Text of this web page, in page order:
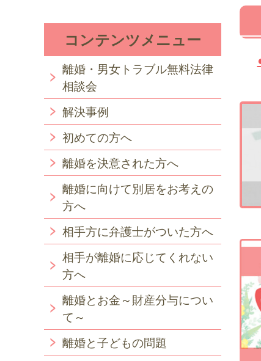
コンテンツメニュー
離婚・男女トラブル無料法律
相談会
解決事例
初めての方へ
離婚を決意された方へ
離婚に向けて別居をお考えの
方へ
相手方に弁護士がついた方へ
相手が離婚に応じてくれない
方へ
離婚とお金～財産分与につい
て～
離婚と子どもの問題